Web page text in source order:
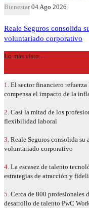
Bienestar 04 Ago 2026
Reale Seguros consolida
voluntariado corporativo
Lo más visto…
1. El sector financiero
compensa el impacto de la
2. Casi la mitad de los
flexibilidad laboral
3. Reale Seguros consolida su
voluntariado corporativo
4. La escasez de talento
estrategias de atracción y
5. Cerca de 800 profesionales
desarrollo de talento PwC